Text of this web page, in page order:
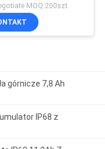
MOQ:200szt
górnicze 7,8 Ah
IP68 z